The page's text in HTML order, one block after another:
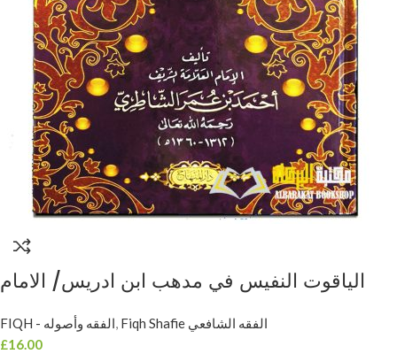
الياقوت النفيس في مدهب ابن ادريس/ الامام
NAFIS FI MADHAB IBN IDRIS
FIQH - الفقه وأصوله,
Fiqh Shafie الفقه الشافعي
£16.00